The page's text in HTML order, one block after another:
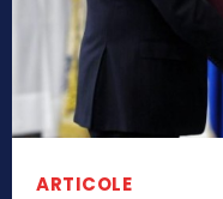
ARTICOLE